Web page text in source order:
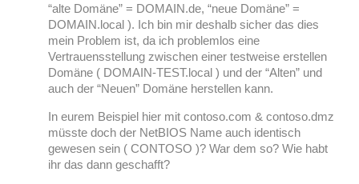
“alte Domäne” = DOMAIN.de, “neue Domäne” =
DOMAIN.local ). Ich bin mir deshalb sicher das dies
mein Problem ist, da ich problemlos eine
Vertrauensstellung zwischen einer testweise erstellen
Domäne ( DOMAIN-TEST.local ) und der “Alten” und
auch der “Neuen” Domäne herstellen kann.
In eurem Beispiel hier mit contoso.com & contoso.dmz
müsste doch der NetBIOS Name auch identisch
gewesen sein ( CONTOSO )? War dem so? Wie habt
ihr das dann geschafft?